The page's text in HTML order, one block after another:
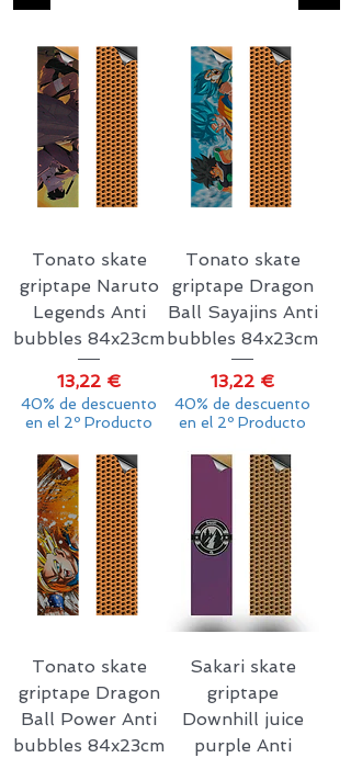
Tonato skate
griptape Naruto
Legends Anti
bubbles 84x23cm
Precio
13,22 €
40% de descuento
en el 2º Producto
Tonato skate
griptape Dragon
Ball Sayajins Anti
bubbles 84x23cm
Precio
13,22 €
40% de descuento
en el 2º Producto
Tonato skate
griptape Dragon
Ball Power Anti
bubbles 84x23cm
Sakari skate
griptape
Downhill juice
purple Anti